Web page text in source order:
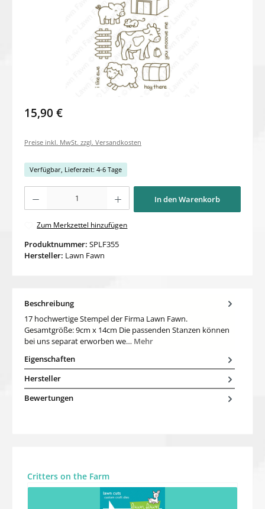
15,90 €
Preise inkl. MwSt. zzgl. Versandkosten
Verfügbar, Lieferzeit: 4-6 Tage
In den Warenkorb
Zum Merkzettel hinzufügen
Produktnummer: SPLF355
Hersteller: Lawn Fawn
Beschreibung
17 hochwertige Stempel der Firma Lawn Fawn.
Gesamtgröße: 9cm x 14cm Die passenden Stanzen können
bei uns separat erworben we… Mehr
Eigenschaften
Hersteller
Bewertungen
Produktgalerie überspringen
Critters on the Farm